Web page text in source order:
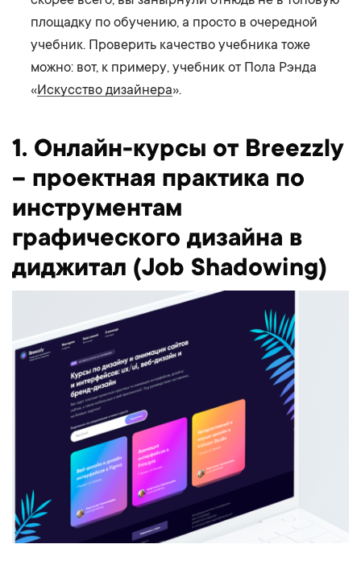
площадку по обучению, а просто в очередной
учебник. Проверить качество учебника тоже
можно: вот, к примеру, учебник от Пола Рэнда
«Искусство дизайнера».
1. Онлайн-курсы от Breezzly
– проектная практика по
инструментам
графического дизайна в
диджитал (Job Shadowing)